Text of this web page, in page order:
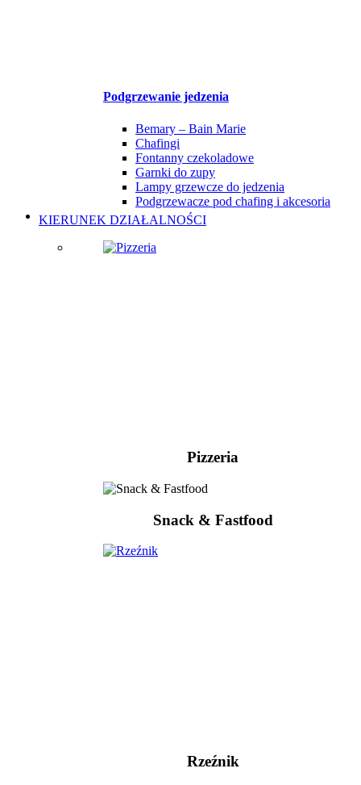
Podgrzewanie jedzenia
Bemary – Bain Marie
Chafingi
Fontanny czekoladowe
Garnki do zupy
Lampy grzewcze do jedzenia
Podgrzewacze pod chafing i akcesoria
KIERUNEK DZIAŁALNOŚCI
Pizzeria
Snack & Fastfood
Rzeźnik